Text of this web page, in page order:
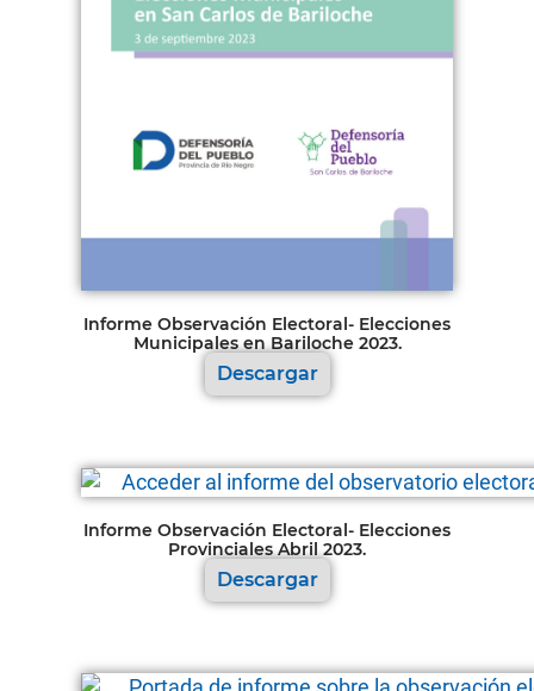
Informe Observación Electoral- Elecciones
Municipales en Bariloche 2023.
Descargar
Informe Observación Electoral- Elecciones
Provinciales Abril 2023.
Descargar